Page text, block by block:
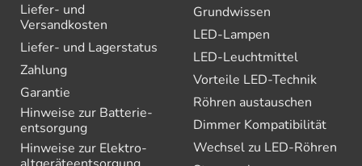
Liefer- und
Versandkosten
Liefer- und Lagerstatus
Zahlung
Garantie
Hinweise zur Batterie­
entsorgung
Hinweise zur Elektro­
Grundwissen
LED-Lampen
LED-Leuchtmittel
Vorteile LED-Technik
Röhren austauschen
Dimmer Kompatibilität
Wechsel zu LED-Röhren